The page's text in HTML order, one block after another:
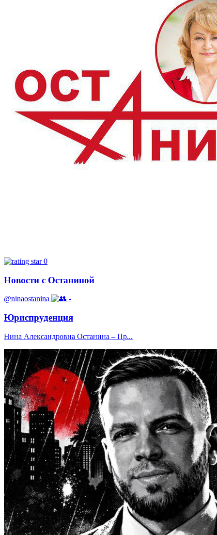
0
Новости с Останиной
@ninaostanina -
Юриспруденция
Нина Александровна Останина – Пр...